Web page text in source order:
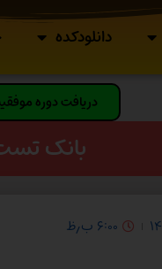
دانلودکده
دریافت دوره موفقیت 360
بانک
۶:۰۰ ب٫ظ